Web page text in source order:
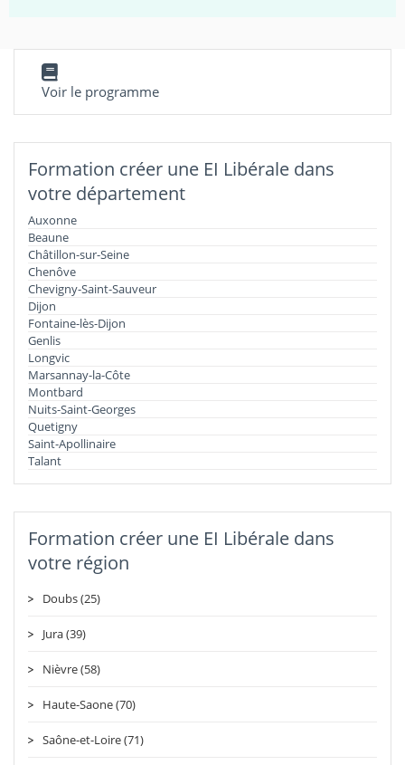
Voir le programme
Formation créer une EI Libérale dans
votre département
Auxonne
Beaune
Châtillon-sur-Seine
Chenôve
Chevigny-Saint-Sauveur
Dijon
Fontaine-lès-Dijon
Genlis
Longvic
Marsannay-la-Côte
Montbard
Nuits-Saint-Georges
Quetigny
Saint-Apollinaire
Talant
Formation créer une EI Libérale dans
votre région
Doubs (25)
Jura (39)
Nièvre (58)
Haute-Saone (70)
Saône-et-Loire (71)